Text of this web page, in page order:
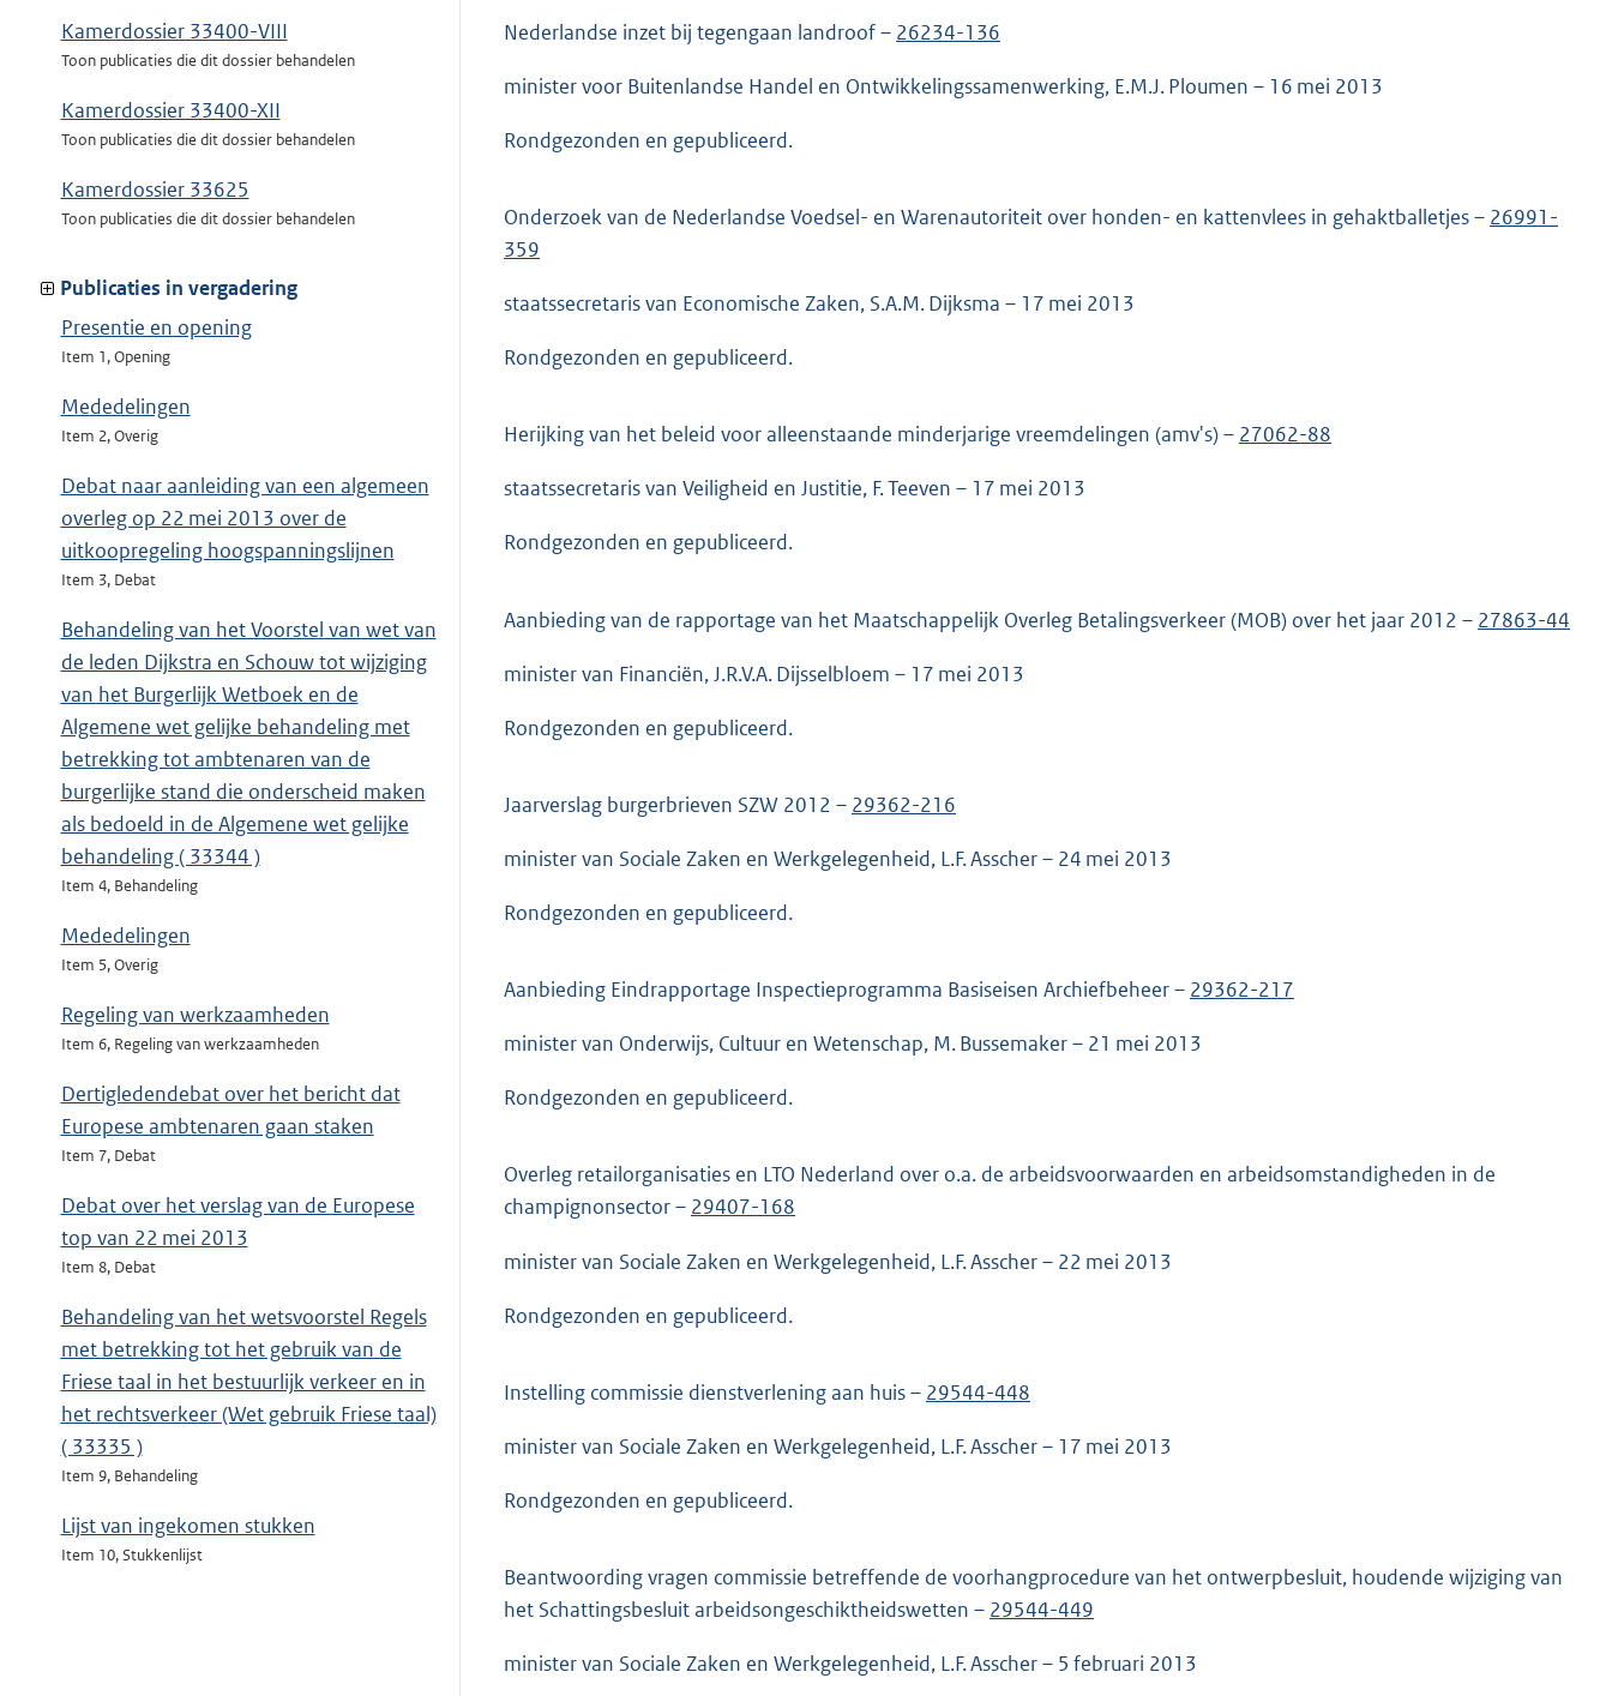
Kamerdossier 33400-VIII
Toon publicaties die dit dossier behandelen
Kamerdossier 33400-XII
Toon publicaties die dit dossier behandelen
Kamerdossier 33625
Toon publicaties die dit dossier behandelen
Publicaties in vergadering
Presentie en opening
Item 1, Opening
Mededelingen
Item 2, Overig
Debat naar aanleiding van een algemeen
overleg op 22 mei 2013 over de
uitkoopregeling hoogspanningslijnen
Item 3, Debat
Behandeling van het Voorstel van wet van
de leden Dijkstra en Schouw tot wijziging
van het Burgerlijk Wetboek en de
Algemene wet gelijke behandeling met
betrekking tot ambtenaren van de
burgerlijke stand die onderscheid maken
als bedoeld in de Algemene wet gelijke
behandeling ( 33344 )
Item 4, Behandeling
Mededelingen
Item 5, Overig
Regeling van werkzaamheden
Item 6, Regeling van werkzaamheden
Dertigledendebat over het bericht dat
Europese ambtenaren gaan staken
Item 7, Debat
Debat over het verslag van de Europese
top van 22 mei 2013
Item 8, Debat
Behandeling van het wetsvoorstel Regels
met betrekking tot het gebruik van de
Friese taal in het bestuurlijk verkeer en in
het rechtsverkeer (Wet gebruik Friese taal)
( 33335 )
Item 9, Behandeling
Lijst van ingekomen stukken
Item 10, Stukkenlijst
Nederlandse inzet bij tegengaan landroof – 26234-136
minister voor Buitenlandse Handel en Ontwikkelingssamenwerking, E.M.J. Ploumen – 16 mei 2013
Rondgezonden en gepubliceerd.
Onderzoek van de Nederlandse Voedsel- en Warenautoriteit over honden- en kattenvlees in gehaktballetjes – 26991-
359
staatssecretaris van Economische Zaken, S.A.M. Dijksma – 17 mei 2013
Rondgezonden en gepubliceerd.
Herijking van het beleid voor alleenstaande minderjarige vreemdelingen (amv's) – 27062-88
staatssecretaris van Veiligheid en Justitie, F. Teeven – 17 mei 2013
Rondgezonden en gepubliceerd.
Aanbieding van de rapportage van het Maatschappelijk Overleg Betalingsverkeer (MOB) over het jaar 2012 – 27863-44
minister van Financiën, J.R.V.A. Dijsselbloem – 17 mei 2013
Rondgezonden en gepubliceerd.
Jaarverslag burgerbrieven SZW 2012 – 29362-216
minister van Sociale Zaken en Werkgelegenheid, L.F. Asscher – 24 mei 2013
Rondgezonden en gepubliceerd.
Aanbieding Eindrapportage Inspectieprogramma Basiseisen Archiefbeheer – 29362-217
minister van Onderwijs, Cultuur en Wetenschap, M. Bussemaker – 21 mei 2013
Rondgezonden en gepubliceerd.
Overleg retailorganisaties en LTO Nederland over o.a. de arbeidsvoorwaarden en arbeidsomstandigheden in de
champignonsector – 29407-168
minister van Sociale Zaken en Werkgelegenheid, L.F. Asscher – 22 mei 2013
Rondgezonden en gepubliceerd.
Instelling commissie dienstverlening aan huis – 29544-448
minister van Sociale Zaken en Werkgelegenheid, L.F. Asscher – 17 mei 2013
Rondgezonden en gepubliceerd.
Beantwoording vragen commissie betreffende de voorhangprocedure van het ontwerpbesluit, houdende wijziging van
het Schattingsbesluit arbeidsongeschiktheidswetten – 29544-449
minister van Sociale Zaken en Werkgelegenheid, L.F. Asscher – 5 februari 2013